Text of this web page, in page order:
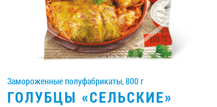
Вакансии
ЗАКАЗАТЬ ПРОДУКЦИЮ «РУДЬ»:
СТАТЬ ПАРТНЕРОМ
Замороженные полуфабрикаты, 800 г
ГОЛУБЦЫ «СЕЛЬСКИЕ»